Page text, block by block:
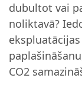
dubultot vai
noliktavā?
CO2